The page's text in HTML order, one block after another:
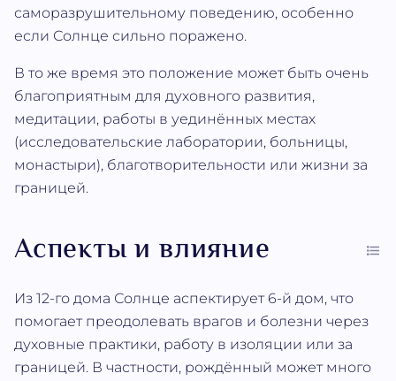
саморазрушительному поведению, особенно
если Солнце сильно поражено.
В то же время это положение может быть очень
благоприятным для духовного развития,
медитации, работы в уединённых местах
(исследовательские лаборатории, больницы,
монастыри), благотворительности или жизни за
границей.
Аспекты и влияние
Из 12-го дома Солнце аспектирует 6-й дом, что
помогает преодолевать врагов и болезни через
духовные практики, работу в изоляции или за
границей. В частности, рождённый может много